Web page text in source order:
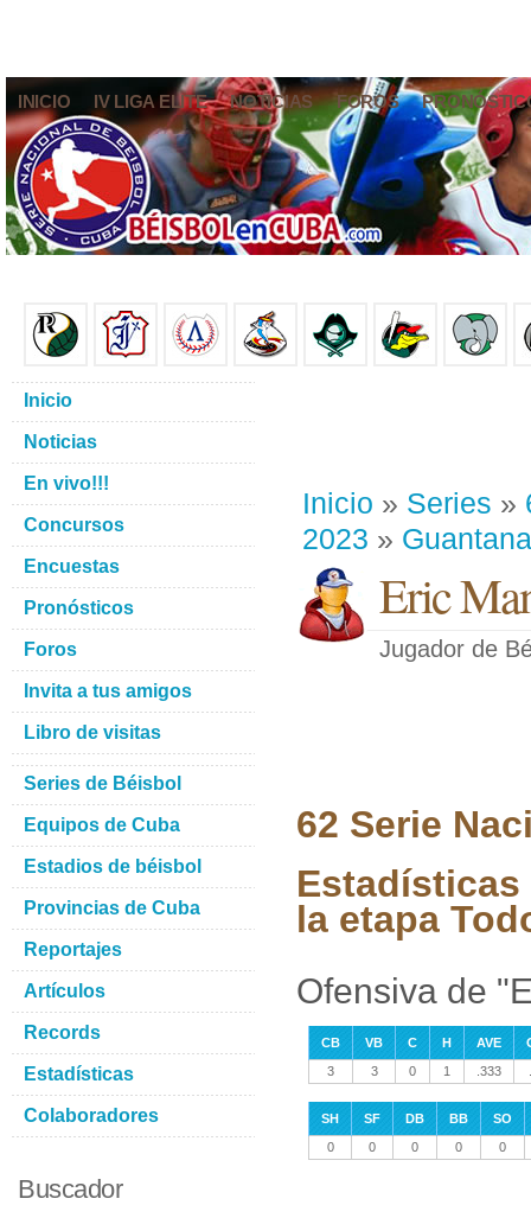
INICIO IV LIGA ELITE NOTICIAS FOROS
Inicio » Series »
2023 »
Eric
Jugador de
62 Serie
Estadísticas
la etapa
Ofensiva de
CB VB C H AVE
3
3 0 1 .333
SH SF DB BB
SO
0
0 0 0 0
Inicio
Noticias
En vivo!!!
Concursos
Encuestas
Pronósticos
Foros
Invita a tus amigos
Libro de visitas
Series de Béisbol
Equipos de Cuba
Estadios de béisbol
Provincias de Cuba
Reportajes
Artículos
Records
Estadísticas
Colaboradores
Buscador